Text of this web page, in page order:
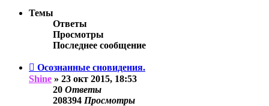
Темы
Ответы
Просмотры
Последнее сообщение
Осознанные сновидения.
Shine » 23 окт 2015, 18:53
20 Ответы
208394 Просмотры